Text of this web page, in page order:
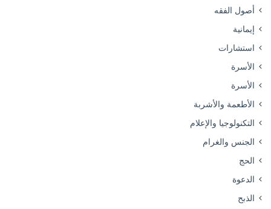
أصول الفقه
إيمانية
استشارات
الأسرة
الأسرة
الأطعمة والأشربة
التكنولوجيا والإعلام
الجنس والغرام
الحج
الدعوة
الذبح